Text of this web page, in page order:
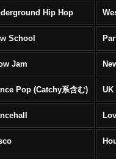
Hip Hop
School
Jam
Pop (Catchy系含む) UK